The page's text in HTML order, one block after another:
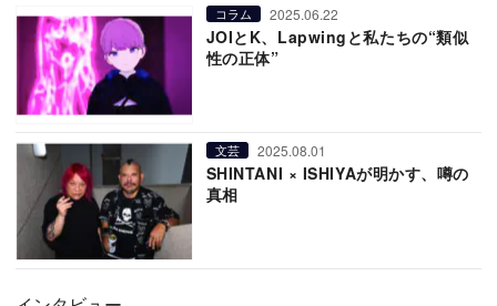
コラム 2025.06.22
JOIとK、Lapwingと私たちの“類似
性の正体”
文芸 2025.08.01
SHINTANI × ISHIYAが明かす、噂の
真相